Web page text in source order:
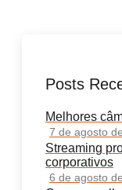
Posts
Melhores
7 de agosto
Streaming
corporativos
6 de agosto